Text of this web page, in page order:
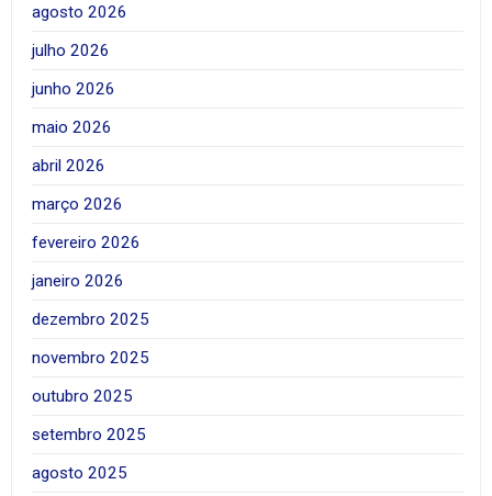
agosto 2026
julho 2026
junho 2026
maio 2026
abril 2026
março 2026
fevereiro 2026
janeiro 2026
dezembro 2025
novembro 2025
outubro 2025
setembro 2025
agosto 2025